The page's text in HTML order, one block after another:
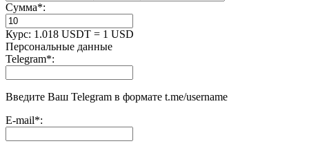
Сумма*:
Курс: 1.018 USDT = 1 USD
Персональные данные
Telegram*:
Введите Ваш Telegram в формате t.me/username
E-mail*: